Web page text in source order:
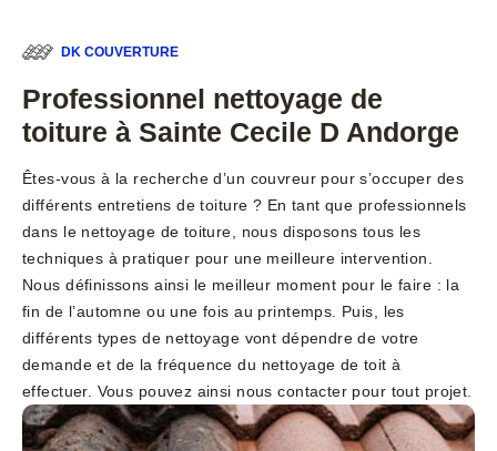
DK COUVERTURE
Professionnel nettoyage de
toiture à Sainte Cecile D Andorge
Êtes-vous à la recherche d’un couvreur pour s’occuper des
différents entretiens de toiture ? En tant que professionnels
dans le nettoyage de toiture, nous disposons tous les
techniques à pratiquer pour une meilleure intervention.
Nous définissons ainsi le meilleur moment pour le faire : la
fin de l’automne ou une fois au printemps. Puis, les
différents types de nettoyage vont dépendre de votre
demande et de la fréquence du nettoyage de toit à
effectuer. Vous pouvez ainsi nous contacter pour tout projet.